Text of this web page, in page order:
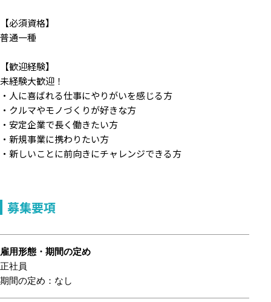
【必須資格】
普通一種
【歓迎経験】
未経験大歓迎！
・人に喜ばれる仕事にやりがいを感じる方
・クルマやモノづくりが好きな方
・安定企業で長く働きたい方
・新規事業に携わりたい方
・新しいことに前向きにチャレンジできる方
募集要項
雇用形態・期間の定め
正社員
期間の定め：なし